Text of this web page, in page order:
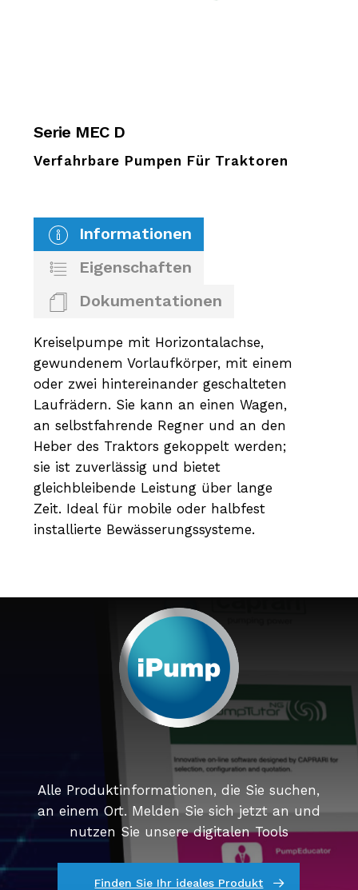
Serie MEC D
Verfahrbare Pumpen Für Traktoren
Informationen
Eigenschaften
Dokumentationen
Kreiselpumpe mit Horizontalachse,
gewundenem Vorlaufkörper, mit einem
oder zwei hintereinander geschalteten
Laufrädern. Sie kann an einen Wagen,
an selbstfahrende Regner und an den
Heber des Traktors gekoppelt werden;
sie ist zuverlässig und bietet
gleichbleibende Leistung über lange
Zeit. Ideal für mobile oder halbfest
installierte Bewässerungssysteme.
Alle Produktinformationen, die Sie suchen,
an einem Ort. Melden Sie sich jetzt an und
nutzen Sie unsere digitalen Tools
Finden Sie Ihr ideales Produkt